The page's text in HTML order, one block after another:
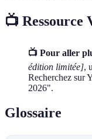
📺 Ressource
📺 Pour aller
édition limitée],
Recherchez sur
2026".
Glossaire